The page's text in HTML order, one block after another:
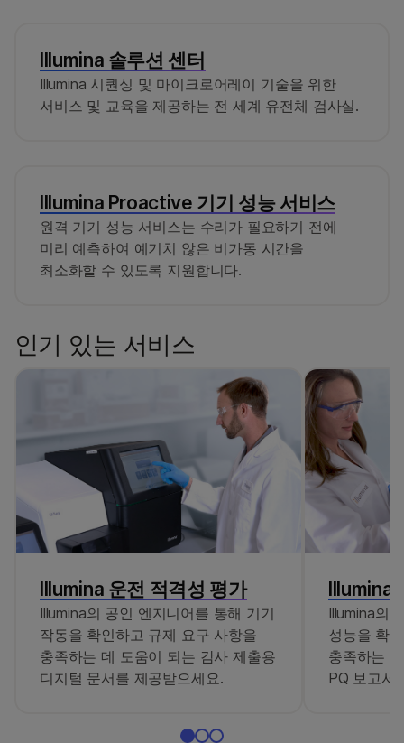
Illumina 솔루션 센터
Illumina 시퀀싱 및 마이크로어레이 기술을 위한
서비스 및 교육을 제공하는 전 세계 유전체 검사실.
Illumina Proactive 기기 성능 서비스
원격 기기 성능 서비스는 수리가 필요하기 전에
미리 예측하여 예기치 않은 비가동 시간을
최소화할 수 있도록 지원합니다.
인기 있는 서비스
Illumina 운전 적격성 평가
Illumina의 공인 엔지니어를 통해 기기
작동을 확인하고 규제 요구 사항을
충족하는 데 도움이 되는 감사 제출용
디지털 문서를 제공받으세요.
Illumina
Illumina의
성능을 확
충족하는
PQ 보고서